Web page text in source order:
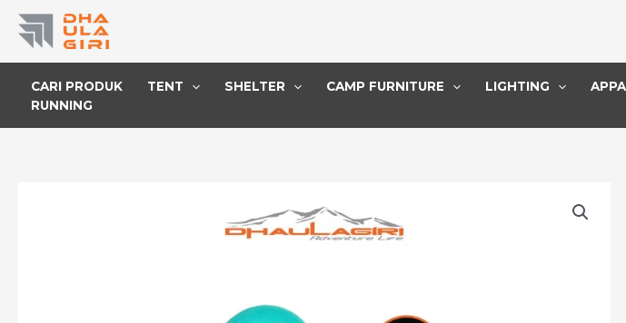
konten
CARI PRODUK TENT SHELTER CAMP FURNITURE LIGHTING
RUNNING